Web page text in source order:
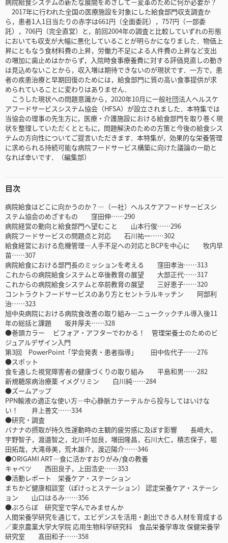
2017年に行われた全国の医療施設を対象にした給食部門収支調査か
ら，患者1人1日当たりの赤字は661円（全面委託），757円（一部委
託），706円（完全直営）と，前回2004年の調査と比較していずれの形態
においても収支が大幅に悪化していることが明らかになりました．物価上
昇にともなう食材料費の上昇，労働力不足による人件費の上昇など支出
の増加に歯止めはかからず，入院時食事療養費に対する評価見直しの動き
は見込めないことから，収入増は期待できないのが現状です．一方で，患
者の疾患治療と早期回復のためには，給食部門に質の高い食事提供が求
められていることに変わりはありません．
こうした現状への問題意識から，2020年10月に一般社団法人ヘルスケ
アフードサービスシステム協会（HFSA）が設立されました．本特集では
当協会の理事の先生方に，医療・介護施設における給食部門を取り巻く現
状を整理していただくとともに，問題解決のための方策と今後の給食シス
テムの方向性についてご提言いただきます．本特集が，効果的な栄養管理
に求められる持続可能な病院フードサービス構築に向けた議論の一助と
なれば幸いです．（編集部）
目次
病院給食はどこに向かうのか？―（一社）ヘルスケアフードサービスシ
ステム協会のめざすもの 窪田伸……290
病院経営の動向と給食部門へ望むこと 山本行俊……296
病院フードサービスの問題点と対応 石川祐一……302
給食経営における危機管理―人手不足への対応とBCPを中心に 牧内早
苗……307
病院給食における部門長のミッションを考える 窪田孝治……313
これからの病院給食システムと卒後教育の展望 大部正代……317
これからの病院給食システムと卒前教育の展望 三好恵子……320
コントラクトフードサービスのあり方とセントラルキッチン 阿部利
治……323
旭中央病院における病院食改善の取り組み─ニュークックチル導入後11
年の総括と課題 坂井厚夫……328
●巻頭カラー ビフォア・アフターでわかる！ 管理栄養士のためのビ
ジュアルデザイン入門
第3回 PowerPoint「学会発表・患者指導」 田中佐代子……276
●スポット
食を通した視覚障害者の健康づくりの取り組み 平島和男……282
新規糖尿病治療薬 イメグリミン 白川純……284
●ズームアップ
PPN輸液の適正な使い方―中心静脈カテーテルから投与してはいけな
い！ 井上善文……334
●研究・調査
バナナの摂取が持久性運動時の主観的疲労感に及ぼす影響 長崎大，
宇野智子，渡邉智之，北川千加良，増田隆昌，石川大仁，積志保子，堀
田拓哉，大滝尋美，荒木雄介，渡辺陽介……346
●ORIGAMI ART―食に活かすおりがみ/食の教養
キャベツ 西田良子，上田浩史……353
●活動レポート 栄養ケア・ステーション
まちかど健康相談室（ぽけっとステーション） 認定栄養ケア・ステーシ
ョン 山口はるみ……356
●ぷろらぼ 研究室で学んでみませんか
人間栄養学研究を通じて，エビデンスを活用・創出できる人材を育成する
／東京農業大学大学院 応用生物科学研究科 食品栄養学専攻 保健栄養学
研究室 髙田和子……358